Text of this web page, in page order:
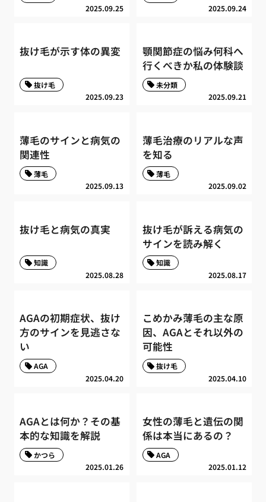
2025.09.25 2025.09.24
抜け毛が示す体の異変
2025.09.23
抜け毛
顎関節症の悩み何科へ
行くべきか私の体験談
2025.09.21
未分類
薄毛のサインと病気の
関連性
2025.09.13
薄毛
薄毛治療のリアルな声
を知る
2025.09.02
薄毛
抜け毛と病気の真実
2025.08.28
知識
抜け毛が訴える病気の
サインを読み解く
2025.08.17
知識
AGAの初期症状、抜け
方のサインを見逃さな
い
2025.04.20
AGA
こめかみ薄毛の主な原
因、AGAとそれ以外の
可能性
2025.04.10
抜け毛
AGAとは何か？その基
本的な知識を解説
2025.01.26
かつら
女性の薄毛と遺伝の関
係は本当にあるの？
2025.01.12
AGA